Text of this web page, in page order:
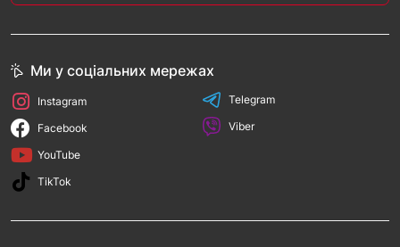
Ми у соціальних мережах
Instagram
Facebook
YouTube
TikTok
Telegram
Viber